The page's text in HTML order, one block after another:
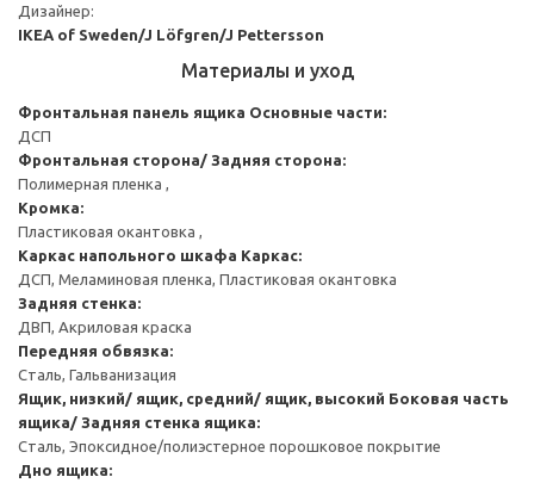
Дизайнер:
IKEA of Sweden/J Löfgren/J Pettersson
Материалы и уход
Фронтальная панель ящика Основные части:
ДСП
Фронтальная сторона/ Задняя сторона:
Полимерная пленка ,
Кромка:
Пластиковая окантовка ,
Каркас напольного шкафа Каркас:
ДСП, Меламиновая пленка, Пластиковая окантовка
Задняя стенка:
ДВП, Акриловая краска
Передняя обвязка:
Сталь, Гальванизация
Ящик, низкий/ ящик, средний/ ящик, высокий Боковая часть
ящика/ Задняя стенка ящика:
Сталь, Эпоксидное/полиэстерное порошковое покрытие
Дно ящика: